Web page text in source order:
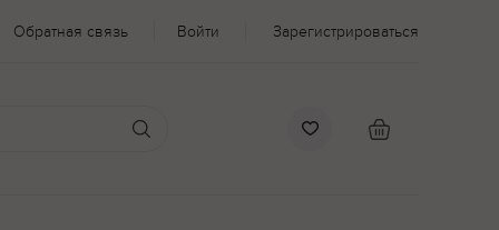
Обратная связь Войти Зарегистрироваться